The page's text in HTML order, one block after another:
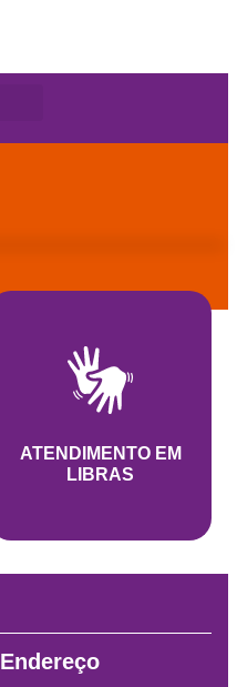
ATENDIMENTO EM
LIBRAS
Endereço